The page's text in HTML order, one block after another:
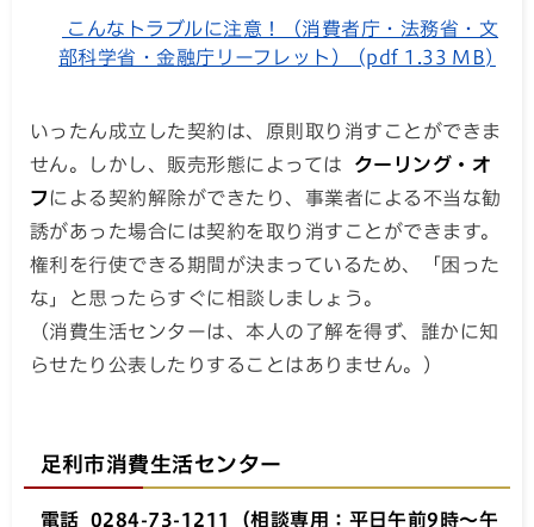
こんなトラブルに注意！（消費者庁・法務省・文
部科学省・金融庁リーフレット） (pdf 1.33 MB)
いったん成立した契約は、原則取り消すことができま
せん。しかし、販売形態によっては
クーリング・オ
フによる契約解除ができたり、事業者による不当な勧
誘があった場合には契約を取り消すことができます。
権利を行使できる期間が決まっているため、「困った
な」と思ったらすぐに相談しましょう。
（消費生活センターは、本人の了解を得ず、誰かに知
らせたり公表したりすることはありません。）
足利市消費生活センター
電話 0284-73-1211（相談専用：平日午前9時～午